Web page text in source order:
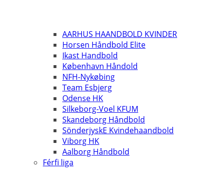
AARHUS HAANDBOLD KVINDER
Horsen Håndbold Elite
Ikast Handbold
København Håndold
NFH-Nykøbing
Team Esbjerg
Odense HK
Silkeborg-Voel KFUM
Skandeborg Håndbold
SönderjyskE Kvindehaandbold
Viborg HK
Aalborg Håndbold
Férfi liga